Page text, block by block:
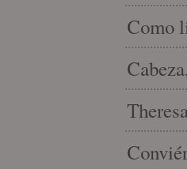
Como